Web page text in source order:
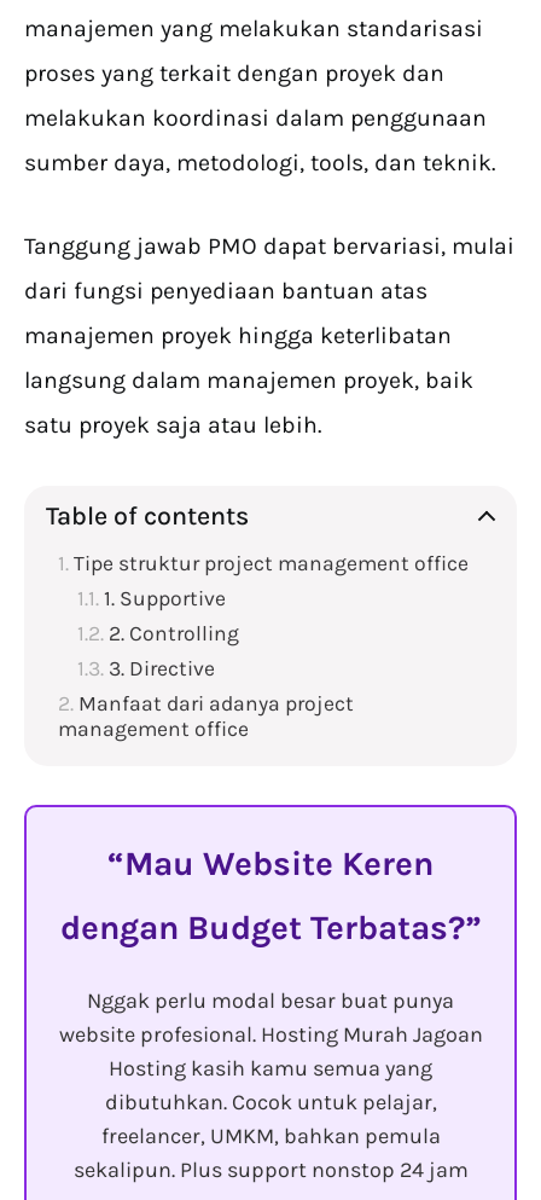
manajemen yang melakukan standarisasi
proses yang terkait dengan proyek dan
melakukan koordinasi dalam penggunaan
sumber daya, metodologi, tools, dan teknik.
Tanggung jawab PMO dapat bervariasi, mulai
dari fungsi penyediaan bantuan atas
manajemen proyek hingga keterlibatan
langsung dalam manajemen proyek, baik
satu proyek saja atau lebih.
Table of contents
Tipe struktur project management office
1. Supportive
2. Controlling
3. Directive
Manfaat dari adanya project
management office
Mau Website Keren
dengan Budget Terbatas?
Nggak perlu modal besar buat punya
website profesional. Hosting Murah Jagoan
Hosting kasih kamu semua yang
dibutuhkan. Cocok untuk pelajar,
freelancer, UMKM, bahkan pemula
sekalipun. Plus support nonstop 24 jam